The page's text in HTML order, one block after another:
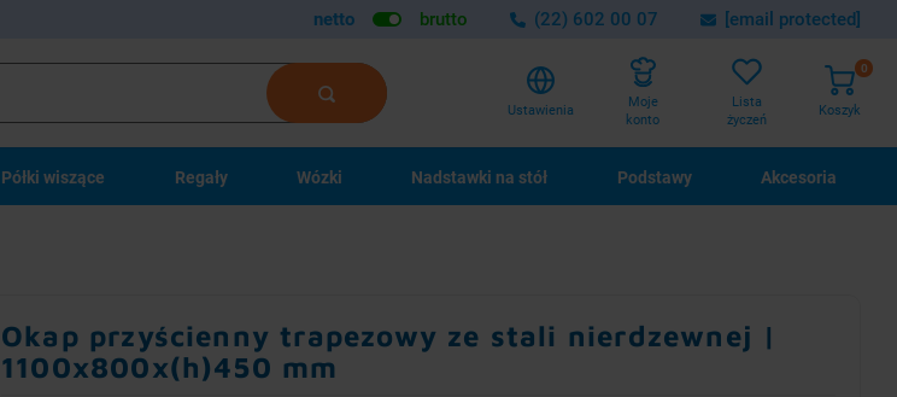
netto brutto (22) 602 00 07 [email protected]
Ustawienia
Moje
konto
Lista
życzeń
Koszyk
0
Półki wiszące Regały Wózki Nadstawki na stół Podstawy Akcesoria
Okap przyścienny trapezowy ze stali nierdzewnej |
1100x800x(h)450 mm